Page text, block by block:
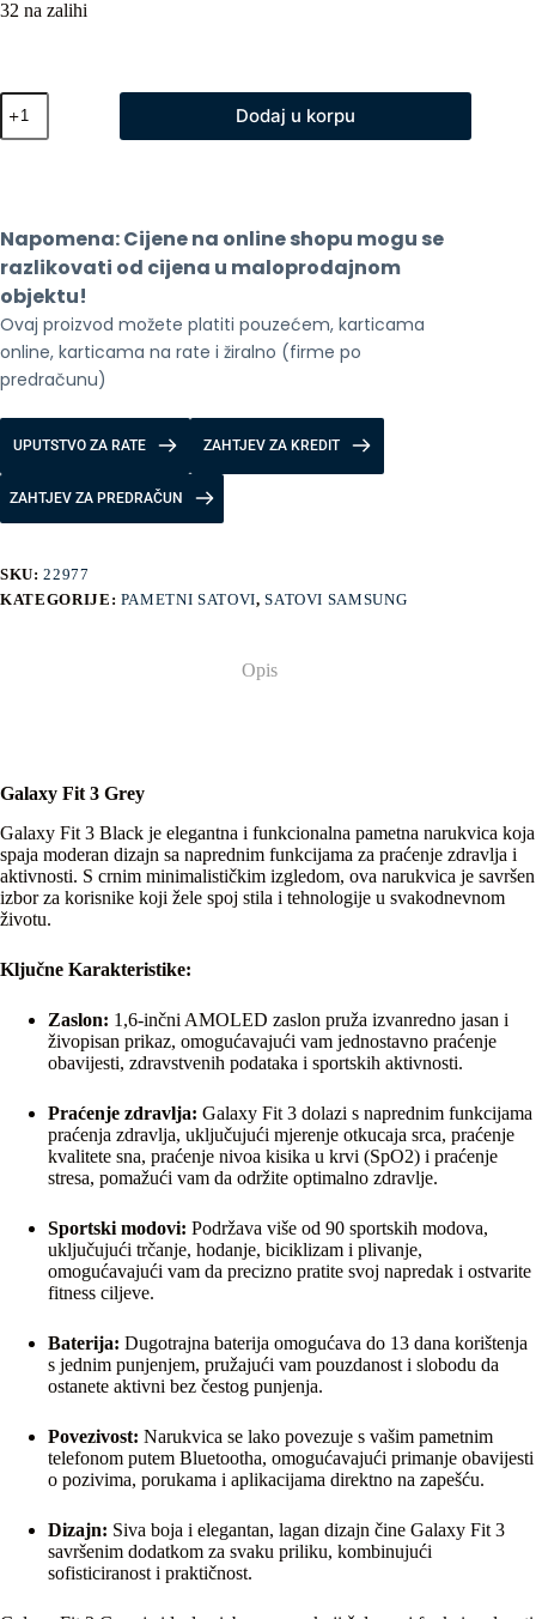
32 na zalihi
Samsung
Galaxy
Fit
Dodaj u korpu
Napomena: Cijene na online shopu mogu se
razlikovati od cijena u maloprodajnom
objektu!
Ovaj proizvod možete platiti pouzećem, karticama
online, karticama na rate i žiralno (firme po
predračunu)
UPUTSTVO ZA RATE ZAHTJEV ZA KREDIT
ZAHTJEV ZA PREDRAČUN
SKU:22977
KATEGORIJE: PAMETNI SATOVI,SATOVI SAMSUNG
Opis
Galaxy Fit 3 Grey
Galaxy Fit 3 Black je elegantna i funkcionalna pametna narukvica koja
spaja moderan dizajn sa naprednim funkcijama za praćenje zdravlja i
aktivnosti. S crnim minimalističkim izgledom, ova narukvica je savršen
izbor za korisnike koji žele spoj stila i tehnologije u svakodnevnom
životu.
Ključne Karakteristike:
Zaslon: 1,6-inčni AMOLED zaslon pruža izvanredno jasan i
živopisan prikaz, omogućavajući vam jednostavno praćenje
obavijesti, zdravstvenih podataka i sportskih aktivnosti.
Praćenje zdravlja: Galaxy Fit 3 dolazi s naprednim funkcijama
praćenja zdravlja, uključujući mjerenje otkucaja srca, praćenje
kvalitete sna, praćenje nivoa kisika u krvi (SpO2) i praćenje
stresa, pomažući vam da održite optimalno zdravlje.
Sportski modovi: Podržava više od 90 sportskih modova,
uključujući trčanje, hodanje, biciklizam i plivanje,
omogućavajući vam da precizno pratite svoj napredak i ostvarite
fitness ciljeve.
Baterija: Dugotrajna baterija omogućava do 13 dana korištenja
s jednim punjenjem, pružajući vam pouzdanost i slobodu da
ostanete aktivni bez čestog punjenja.
Povezivost: Narukvica se lako povezuje s vašim pametnim
telefonom putem Bluetootha, omogućavajući primanje obavijesti
o pozivima, porukama i aplikacijama direktno na zapešću.
Dizajn: Siva boja i elegantan, lagan dizajn čine Galaxy Fit 3
savršenim dodatkom za svaku priliku, kombinujući
sofisticiranost i praktičnost.